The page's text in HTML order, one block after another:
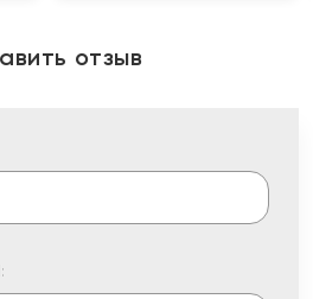
отзыв